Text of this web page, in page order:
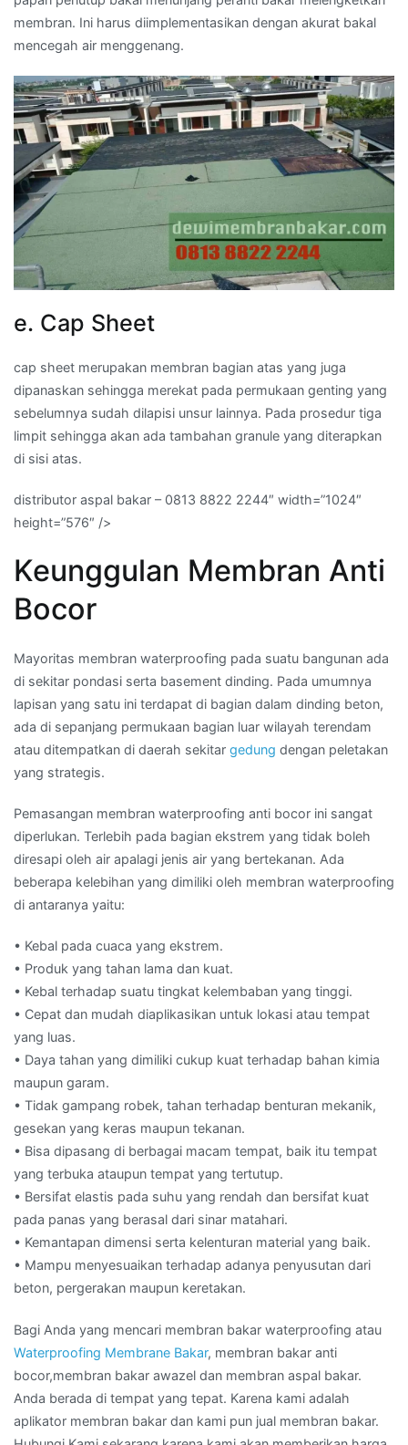
membran. Ini harus diimplementasikan dengan akurat bakal
mencegah air menggenang.
e. Cap Sheet
cap sheet merupakan membran bagian atas yang juga
dipanaskan sehingga merekat pada permukaan genting yang
sebelumnya sudah dilapisi unsur lainnya. Pada prosedur tiga
limpit sehingga akan ada tambahan granule yang diterapkan
di sisi atas.
distributor aspal bakar – 0813 8822 2244″ width=”1024″
height=”576″ />
Keunggulan Membran Anti
Bocor
Mayoritas membran waterproofing pada suatu bangunan ada
di sekitar pondasi serta basement dinding. Pada umumnya
lapisan yang satu ini terdapat di bagian dalam dinding beton,
ada di sepanjang permukaan bagian luar wilayah terendam
atau ditempatkan di daerah sekitar gedung dengan peletakan
yang strategis.
Pemasangan membran waterproofing anti bocor ini sangat
diperlukan. Terlebih pada bagian ekstrem yang tidak boleh
diresapi oleh air apalagi jenis air yang bertekanan. Ada
beberapa kelebihan yang dimiliki oleh membran waterproofing
di antaranya yaitu:
• Kebal pada cuaca yang ekstrem.
• Produk yang tahan lama dan kuat.
• Kebal terhadap suatu tingkat kelembaban yang tinggi.
• Cepat dan mudah diaplikasikan untuk lokasi atau tempat
yang luas.
• Daya tahan yang dimiliki cukup kuat terhadap bahan kimia
maupun garam.
• Tidak gampang robek, tahan terhadap benturan mekanik,
gesekan yang keras maupun tekanan.
• Bisa dipasang di berbagai macam tempat, baik itu tempat
yang terbuka ataupun tempat yang tertutup.
• Bersifat elastis pada suhu yang rendah dan bersifat kuat
pada panas yang berasal dari sinar matahari.
• Kemantapan dimensi serta kelenturan material yang baik.
• Mampu menyesuaikan terhadap adanya penyusutan dari
beton, pergerakan maupun keretakan.
Bagi Anda yang mencari membran bakar waterproofing atau
Waterproofing Membrane Bakar, membran bakar anti
bocor,membran bakar awazel dan membran aspal bakar.
Anda berada di tempat yang tepat. Karena kami adalah
aplikator membran bakar dan kami pun jual membran bakar.